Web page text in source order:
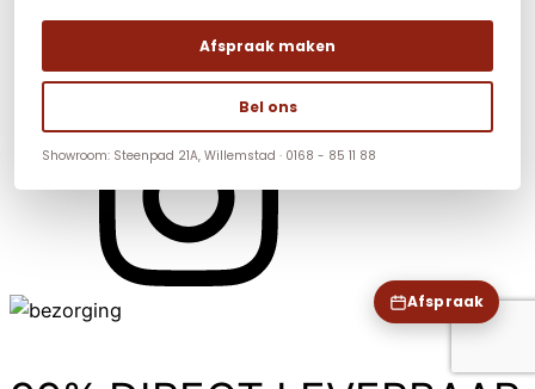
Afspraak
Afspraak maken
Bel ons
Showroom: Steenpad 21A, Willemstad · 0168 - 85 11 88